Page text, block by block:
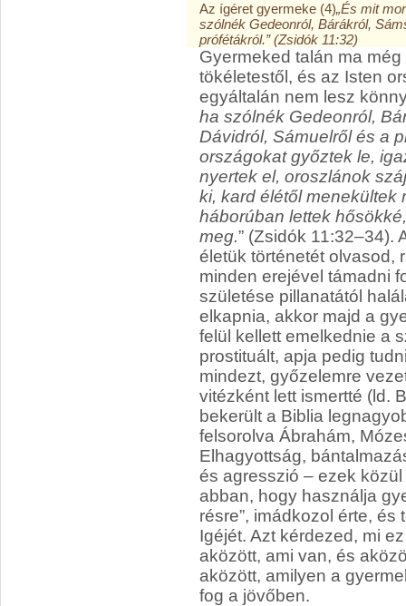
Az ígéret gyermeke (4)„És mit
szólnék Gedeonról, Bárákról,
prófétákról.” (Zsidók 11:32)
Gyermeked talán ma
tökéletestől, és az Isten
egyáltalán nem lesz
ha szólnék Gedeonról,
Dávidról, Sámuelről és a
országokat győztek le,
nyertek el, oroszlánok
ki, kard élétől menekültek
háborúban lettek
meg.” (Zsidók 11:32–34).
életük történetét olvasod,
minden erejével támadni
születése pillanatától
elkapnia, akkor majd a
felül kellett emelkednie a
prostituált, apja pedig
mindezt, győzelemre
vitézként lett ismertté (ld.
bekerült a Biblia
felsorolva Ábrahám,
Elhagyottság,
és agresszió – ezek
abban, hogy használja
résre”, imádkozol érte,
Igéjét. Azt kérdezed, mi
aközött, ami van, és
aközött, amilyen a
fog a jövőben.